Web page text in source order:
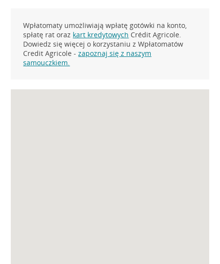
Wpłatomaty umożliwiają wpłatę gotówki na konto,
spłatę rat oraz kart kredytowych Crédit Agricole.
Dowiedz się więcej o korzystaniu z Wpłatomatów
Credit Agricole -zapoznaj się z naszym
samouczkiem.